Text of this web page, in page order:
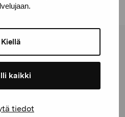
Kiellä
kaikki
tiedot